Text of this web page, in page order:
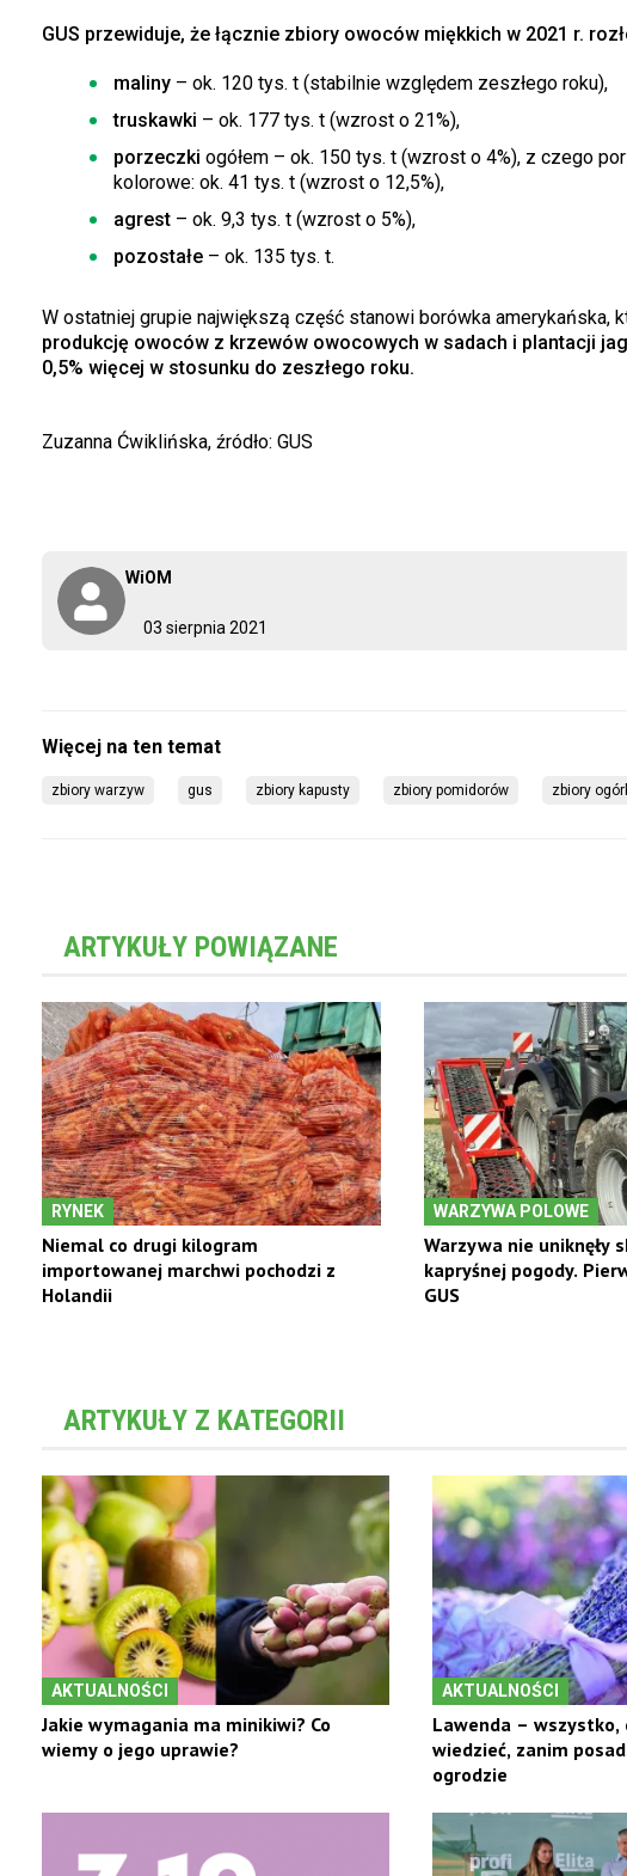
03 sierpnia 2021
WiOM
GUS przewiduje, że łącznie zbiory owoców miękkich w 2021 r.
maliny– ok. 120 tys. t (stabilnie względem zeszłego roku),
truskawki – ok. 177 tys. t (wzrost o 21%),
porzeczki ogółem – ok. 150 tys. t (wzrost o 4%), z czego
kolorowe: ok. 41 tys. t (wzrost o 12,5%),
agrest– ok. 9,3 tys. t (wzrost o 5%),
pozostałe– ok. 135 tys. t.
W ostatniej grupie największą część stanowi borówka
produkcję owoców z krzewów owocowych w sadach i plantacji
0,5% więcej w stosunku do zeszłego roku.
Zuzanna Ćwiklińska, źródło: GUS
zbiory warzyw gus zbiory kapusty zbiory pomidorów zbiory
ARTYKUŁY POWIĄZANE
RYNEK
Niemal co drugi kilogram
importowanej marchwi pochodzi z
Holandii
WARZYWA POLOWE
Warzywa nie uniknęły
kapryśnej pogody.
GUS
ARTYKUŁY Z KATEGORII
AKTUALNOŚCI
Jakie wymagania ma minikiwi? Co
wiemy o jego uprawie?
AKTUALNOŚCI
Lawenda – wszystko,
wiedzieć, zanim
ogrodzie